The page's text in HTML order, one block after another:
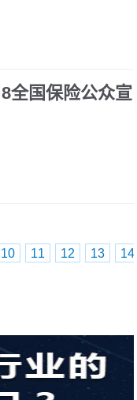
全国保险公众宣
10 11 12 13
14